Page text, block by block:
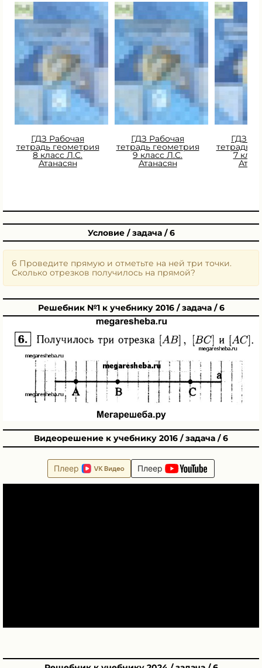
ГДЗ Рабочая
тетрадь геометрия
8 класс Л.С.
Атанасян
ГДЗ Рабочая
тетрадь геометрия
9 класс Л.С.
Атанасян
ГДЗ
тетрадь
7
Условие / задача / 6
6 Проведите прямую и отметьте на ней три точки.
Сколько отрезков получилось на прямой?
Решебник №1 к учебнику 2016 / задача / 6
Видеорешение к учебнику 2016 / задача / 6
Плеер Плеер